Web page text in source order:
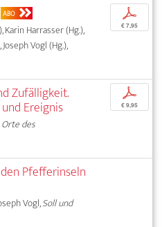
ABO
Karin Harrasser (Hg.),
Vogl (Hg.),
p
€ 7,95
Zufälligkeit.
Ereignis
Orte des
p
€ 9,95
Pfefferinseln
Vogl,Soll und